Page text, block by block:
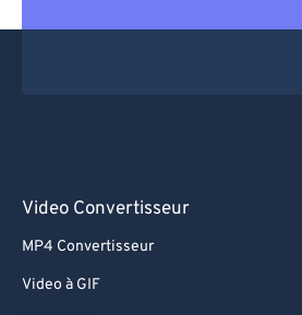
Video Convertisseur
MP4 Convertisseur
Video à GIF